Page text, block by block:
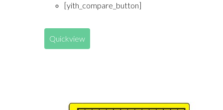
[yith_compare_button]
Quickview